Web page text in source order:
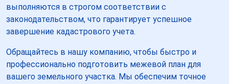
выполняются в строгом соответствии с
законодательством, что гарантирует успешное
завершение кадастрового учета.
Обращайтесь в нашу компанию, чтобы быстро и
профессионально подготовить межевой план для
вашего земельного участка. Мы обеспечим точное